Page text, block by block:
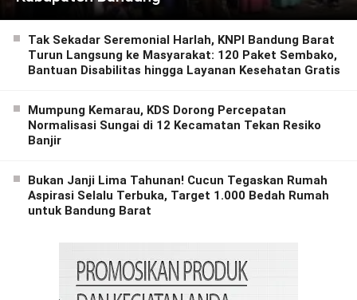
Tak Sekadar Seremonial Harlah, KNPI Bandung Barat
Turun Langsung ke Masyarakat: 120 Paket Sembako,
Bantuan Disabilitas hingga Layanan Kesehatan Gratis
Mumpung Kemarau, KDS Dorong Percepatan
Normalisasi Sungai di 12 Kecamatan Tekan Resiko
Banjir
Bukan Janji Lima Tahunan! Cucun Tegaskan Rumah
Aspirasi Selalu Terbuka, Target 1.000 Bedah Rumah
untuk Bandung Barat